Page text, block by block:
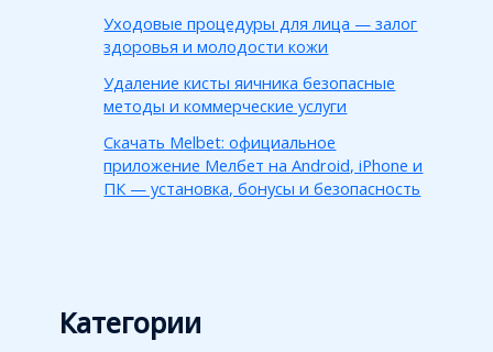
Уходовые процедуры для лица — залог
здоровья и молодости кожи
Удаление кисты яичника безопасные
методы и коммерческие услуги
Скачать Melbet: официальное
приложение Мелбет на Android, iPhone и
ПК — установка, бонусы и безопасность
Категории